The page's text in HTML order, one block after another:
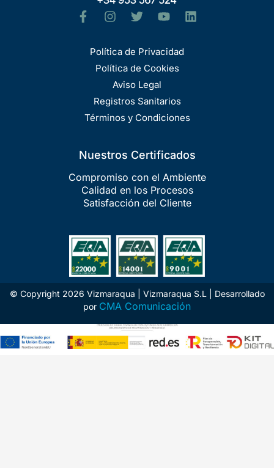
Política de Privacidad
Política de Cookies
Aviso Legal
Registros Sanitarios
Términos y Condiciones
Nuestros Certificados
Compromiso con el Ambiente
Calidad en los Procesos
Satisfacción del Cliente
© Copyright 2026 Vizmaraqua | Vizmaraqua S.L | Desarrollado
por CMA Comunicación